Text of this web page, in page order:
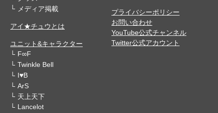
メディア掲載
アイ★チュウとは
ユニット&キャラクター
F∞F
Twinkle Bell
I♥B
ArS
天上天下
Lancelot
プライバシーポリシー
お問い合わせ
YouTube公式チャンネル
Twitter公式アカウント